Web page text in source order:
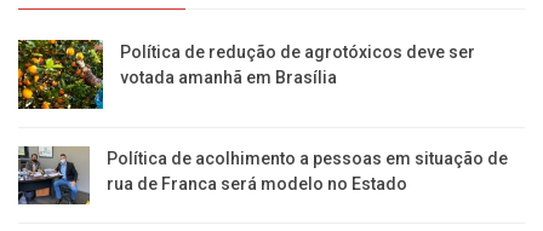
Política de redução de agrotóxicos deve ser
votada amanhã em Brasília
Política de acolhimento a pessoas em situação de
rua de Franca será modelo no Estado